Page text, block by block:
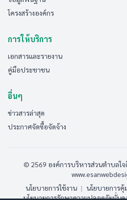
โครงสร้างองค์กร
การให้บริการ
เอกสารและรายงาน
คู่มือประชาชน
อื่นๆ
ข่าวสารล่าสุด
ประกาศจัดซื้อจัดจ้าง
© 2569 องค์การบริหารส่วนตำบลใ
นโยบายการใช้งาน | นโยบายการ
นโยบายการรักษาความปลอดภัยมั่นค